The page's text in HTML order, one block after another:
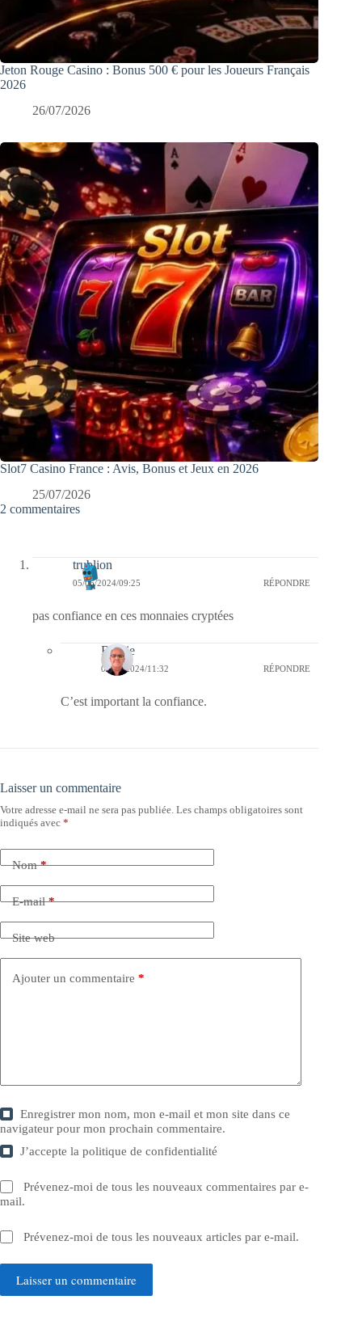
Jeton Rouge Casino : Bonus 500 € pour les Joueurs Français
2026
26/07/2026
Slot7 Casino France : Avis, Bonus et Jeux en 2026
25/07/2026
2 commentaires
trublion
05/06/2024/09:25 RÉPONDRE
pas confiance en ces monnaies cryptées
Bernie
09/06/2024/11:32 RÉPONDRE
C’est important la confiance.
Laisser un commentaire
Votre adresse e-mail ne sera pas publiée. Les champs obligatoires sont
indiqués avec *
Nom*
E-mail*
Site web
Ajouter un commentaire *
Enregistrer mon nom, mon e-mail et mon site dans ce
navigateur pour mon prochain commentaire.
J’accepte lapolitique de confidentialité
Prévenez-moi de tous les nouveaux commentaires par e-
mail.
Prévenez-moi de tous les nouveaux articles par e-mail.
Laisser un commentaire